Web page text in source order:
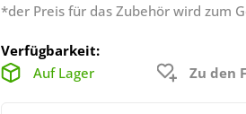
*der Preis für das Zubehör wird zum
Verfügbarkeit:
Auf Lager
Zu den